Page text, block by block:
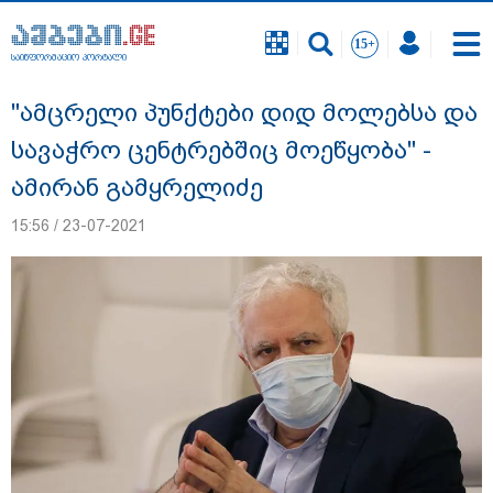
საინფორმაციო პორტალი
18 წელი აგვისტოს ომიდან - ტრაგიკული
მოვლენების ქრონოლოგია, რომელიც
შესაძლოა, აღარ გვახსოვს
საინფორმაციო პორტალი
"ამცრელი პუნქტები დიდ მოლებსა და
სავაჭრო ცენტრებშიც მოეწყობა" -
ამირან გამყრელიძე
15:56 / 23-07-2021